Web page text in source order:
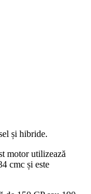
și hibride.
motor utilizează
cmc și este